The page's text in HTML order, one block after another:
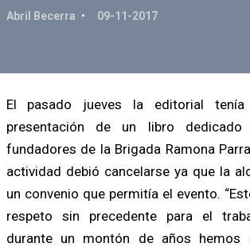
Abril Becerra 09-11-2017
El pasado jueves la editorial tenía
presentación de un libro
fundadores de la Brigada Ramona
actividad debió cancelarse ya que la
un convenio que permitía el evento.
respeto sin precedente para el
durante un montón de años hemos